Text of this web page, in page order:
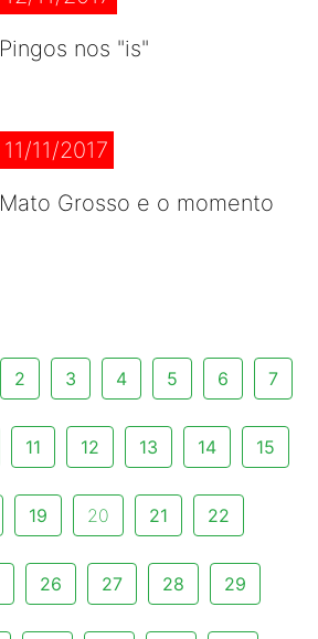
Pingos nos "is"
11/11/2017
Mato Grosso e o momento
2 3 4 5 6 7
11 12 13 14 15
19 20 21 22
26 27 28 29